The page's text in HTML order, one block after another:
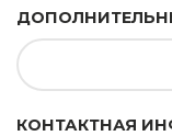
КОНТАКТНАЯ